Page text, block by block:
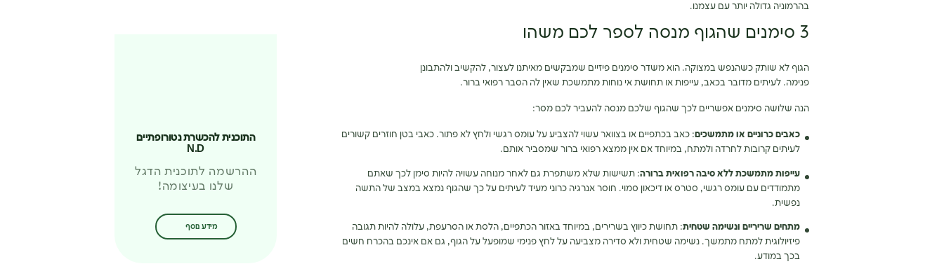
בהרמוניה גדולה יותר עם עצמנו.
3 סימנים שהגוף מנסה לספר לכם משהו
הגוף לא שותק כשהנפש במצוקה. הוא משדר סימנים פיזיים שמבקשים מאיתנו לעצור, להקשיב ולהתבונן
פנימה. לעיתים מדובר בכאב, עייפות או תחושת אי נוחות מתמשכת שאין לה הסבר רפואי ברור.
הנה שלושה סימנים אפשריים לכך שהגוף שלכם מנסה להעביר לכם מסר:
כאבים כרוניים או מתמשכים: כאב בכתפיים או בצוואר עשוי להצביע על עומס רגשי ולחץ לא פתור. כאבי בטן חוזרים קשורים
לעיתים קרובות לחרדה ולמתח, במיוחד אם אין ממצא רפואי ברור שמסביר אותם.
עייפות מתמשכת ללא סיבה רפואית ברורה: תשישות שלא משתפרת גם לאחר מנוחה עשויה להיות סימן לכך שאתם
מתמודדים עם עומס רגשי, סטרס או דיכאון סמוי. חוסר אנרגיה כרוני מעיד לעיתים על כך שהגוף נמצא במצב של התשה
נפשית.
מתחים שריריים ונשימה שטחית: תחושת כיווץ בשרירים, במיוחד באזור הכתפיים, הלסת או הסרעפת, עלולה להיות תגובה
פיזיולוגית למתח מתמשך. נשימה שטחית ולא סדירה מצביעה על לחץ פנימי שמופעל על הגוף, גם אם אינכם בהכרח חשים
בכך במודע.
התוכנית להכשרת נטורופתיים
N.D
ההרשמה לתוכנית הדגל
שלנו בעיצומה!
מידע נוסף